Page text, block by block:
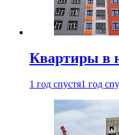
Квартиры в
1 год спустя1 год